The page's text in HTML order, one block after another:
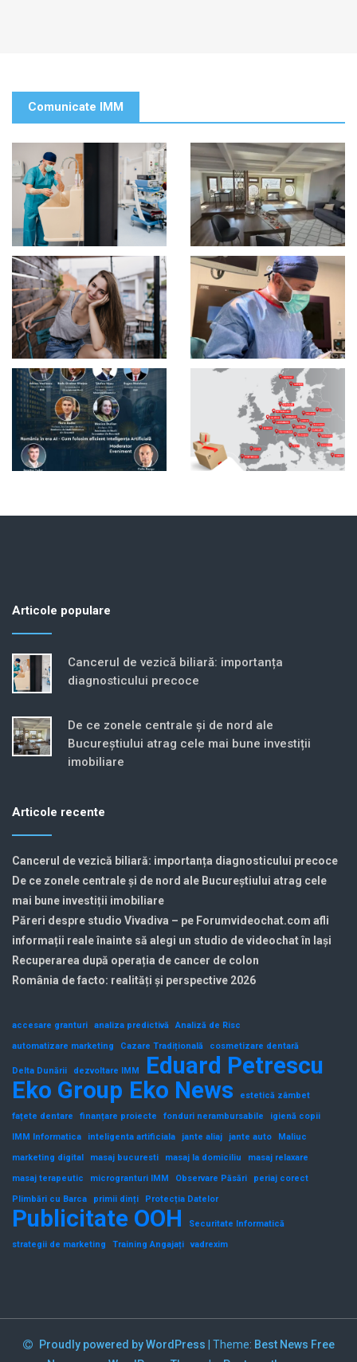
Comunicate IMM
Articole populare
Cancerul de vezică biliară: importanța
diagnosticului precoce
De ce zonele centrale și de nord ale
Bucureștiului atrag cele mai bune investiții
imobiliare
Articole recente
Cancerul de vezică biliară: importanța diagnosticului precoce
De ce zonele centrale și de nord ale Bucureștiului atrag cele
mai bune investiții imobiliare
Păreri despre studio Vivadiva – pe Forumvideochat.com afli
informații reale înainte să alegi un studio de videochat în Iași
Recuperarea după operația de cancer de colon
România de facto: realități și perspective 2026
accesare granturi analiza predictivă
Analiză de Risc
automatizare marketing
Cazare Tradițională cosmetizare dentară
Delta Dunării dezvoltare IMM
Eduard Petrescu
Eko Group Eko News
estetică zâmbet
fațete dentare
finanțare proiecte fonduri nerambursabile
igienă copii
IMM Informatica
inteligenta artificiala jante aliaj jante auto
Maliuc
marketing digital
masaj bucuresti masaj la domiciliu
masaj relaxare
masaj terapeutic
microgranturi IMM Observare Păsări
periaj corect
Plimbări cu Barca
primii dinți Protecția Datelor
Publicitate OOH
Securitate Informatică
strategii de marketing
Training Angajați vadrexim
Proudly powered by WordPress Theme: Best News Free